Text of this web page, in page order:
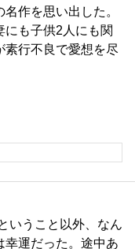
作を思い出した。
にも子供2人にも関
素行不良で愛想を尽
いうこと以外、なん
幸運だった。途中あ